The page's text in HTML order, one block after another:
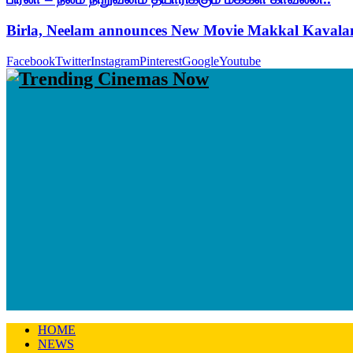
Birla, Neelam announces New Movie Makkal
FacebookTwitterInstagramPinterestGoogleYoutube
HOME
NEWS